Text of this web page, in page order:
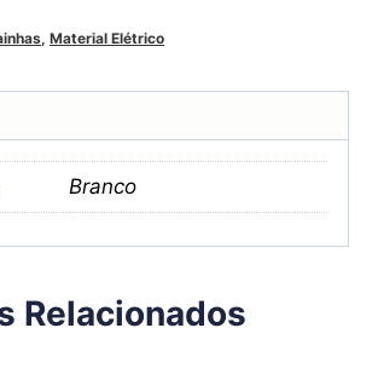
, Material Elétrico
Branco
Relacionados